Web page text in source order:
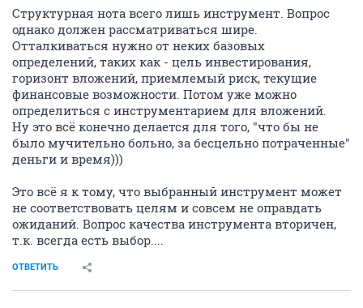
Структурная нота всего лишь инструмент. Вопрос
однако должен рассматриваться шире.
Отталкиваться нужно от неких базовых
определений, таких как - цель инвестирования,
горизонт вложений, приемлемый риск, текущие
финансовые возможности. Потом уже можно
определиться с инструментарием для вложений.
Ну это всё конечно делается для того, "что бы не
было мучительно больно, за бесцельно потраченные"
деньги и время)))
Это всё я к тому, что выбранный инструмент может
не соответствовать целям и совсем не оправдать
ожиданий. Вопрос качества инструмента вторичен,
т.к. всегда есть выбор....
ОТВЕТИТЬ